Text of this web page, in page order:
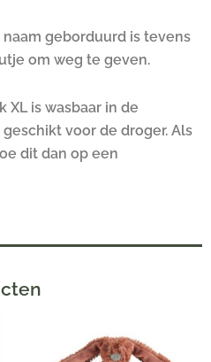
geborduurd is tevens
om weg te geven.
XL is wasbaar in de
geschikt voor de droger. Als
dit dan op een